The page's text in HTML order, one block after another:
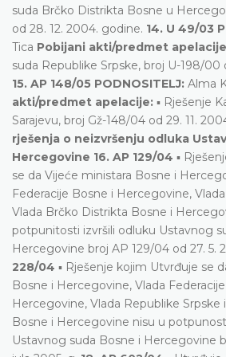
suda Brčko Distrikta Bosne u
od 28. 12. 2004. godine. 14. U 49/03
Tica Pobijani akti/predmet
suda Republike Srpske, broj U-198/00
15. AP 148/05 PODNOSITELJ: Alma
akti/predmet apelacije: ▪ Rješenje
Sarajevu, broj Gž-148/04 od 29. 11.
rješenja o neizvršenju odluka
Hercegovine 16. AP 129/04 ▪
se da Vijeće ministara Bosne i
Federacije Bosne i Hercegovine,
Vlada Brčko Distrikta Bosne i
potpunitosti izvršili odluku Ustavnog
Hercegovine broj AP 129/04 od 27. 5.
228/04 ▪ Rješenje kojim Utvrđuje se
Bosne i Hercegovine, Vlada
Hercegovine, Vlada Republike Srpske
Bosne i Hercegovine nisu u
Ustavnog suda Bosne i Hercegovine